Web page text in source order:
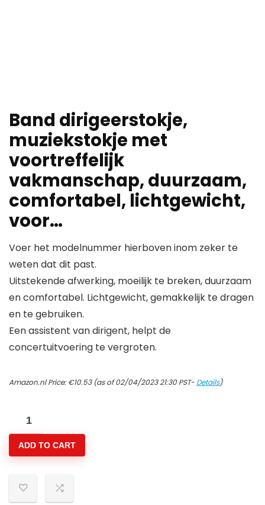
Band dirigeerstokje,
muziekstokje met
voortreffelijk
vakmanschap, duurzaam,
comfortabel, lichtgewicht,
voor…
Voer het modelnummer hierboven inom zeker te
weten dat dit past.
Uitstekende afwerking, moeilijk te breken, duurzaam
en comfortabel. Lichtgewicht, gemakkelijk te dragen
en te gebruiken.
Een assistent van dirigent, helpt de
concertuitvoering te vergroten.
Amazon.nl Price:€10.53(as of 02/04/2023 21:30 PST- Details)
Band
dirigeerstokje,
muziekstokje
voortreffelijk
vakmanschap,
ADD TO CART